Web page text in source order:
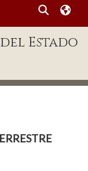
Estado